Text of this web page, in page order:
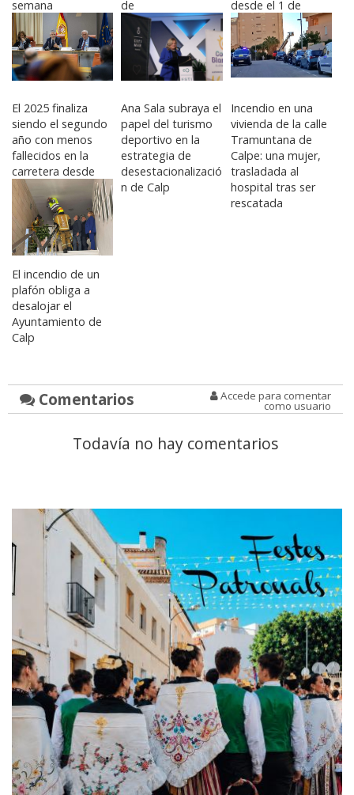
semana
de
desestacionalizació
desde el 1 de
enero de 2026
El 2025 finaliza
siendo el segundo
año con menos
fallecidos en la
carretera desde
1960
Ana Sala subraya el
papel del turismo
deportivo en la
estrategia de
desestacionalizació
n de Calp
Incendio en una
vivienda de la calle
Tramuntana de
Calpe: una mujer,
trasladada al
hospital tras ser
rescatada
El incendio de un
plafón obliga a
desalojar el
Ayuntamiento de
Calp
Comentarios Accede para comentar
como usuario
Todavía no hay comentarios